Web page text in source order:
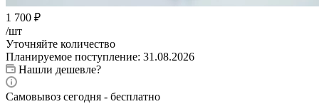
1 700 ₽
/шт
Уточняйте количество
Планируемое поступление: 31.08.2026
Нашли дешевле?
Самовывоз сегодня - бесплатно